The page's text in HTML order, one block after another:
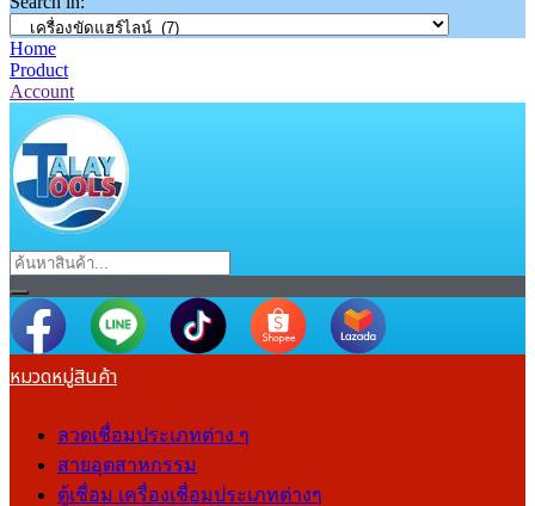
Home
Product
Account
หมวดหมู่สินค้า
ลวดเชื่อมประเภทต่าง ๆ
สายอุตสาหกรรม
ตู้เชื่อม เครื่องเชื่อมประเภทต่างๆ